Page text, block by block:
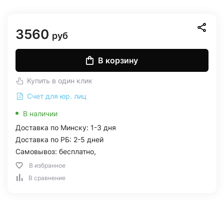
3560 руб
В корзину
Купить в один клик
Счет для юр. лиц
В наличии
Доставка по Минску: 1-3 дня
Доставка по РБ: 2-5 дней
Самовывоз: бесплатно,
В избранное
В сравнение